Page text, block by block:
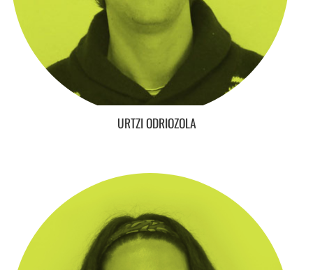
URTZI ODRIOZOLA